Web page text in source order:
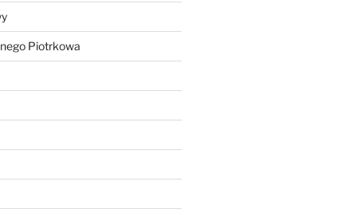
Piotrkowa